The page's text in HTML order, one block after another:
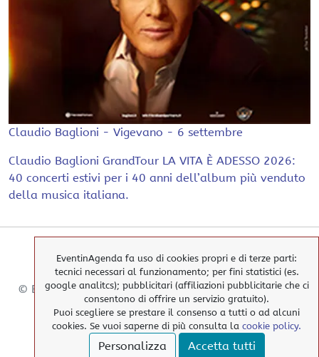
Claudio Baglioni - Vigevano - 6 settembre
Claudio Baglioni GrandTour LA VITA È ADESSO 2026:
40 concerti estivi per i 40 anni dell’album più venduto
della musica italiana.
© EventinAgenda 2017-2026-All Rights Reserved.
EventinAgenda fa uso di cookies propri e di terze parti:
tecnici necessari al funzionamento; per fini statistici (es.
google analitcs); pubblicitari (affiliazioni pubblicitarie che ci
consentono di offrire un servizio gratuito).
Puoi scegliere se prestare il consenso a tutti o ad alcuni
cookies. Se vuoi saperne di più consulta la cookie policy.
Personalizza Accetta tutti
> Cookies Policy
> Privacy Policy